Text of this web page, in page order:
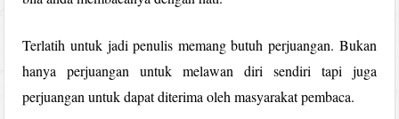
Terlatih untuk jadi penulis memang butuh perjuangan. Bukan
hanya perjuangan untuk melawan diri sendiri tapi juga
perjuangan untuk dapat diterima oleh masyarakat pembaca.